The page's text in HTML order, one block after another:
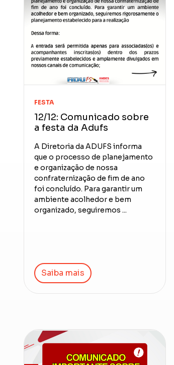
FESTA
12/12: Comunicado sobre
a festa da Adufs
A Diretoria da ADUFS informa
que o processo de planejamento
e organização de nossa
confraternização de fim de ano
foi concluído. Para garantir um
ambiente acolhedor e bem
organizado, seguiremos ...
Saiba mais